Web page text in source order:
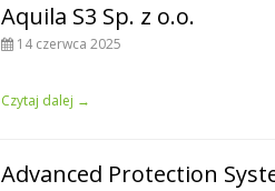
Aquila S3 Sp. z o.o.
14 czerwca 2025
Czytaj dalej →
Advanced Protection